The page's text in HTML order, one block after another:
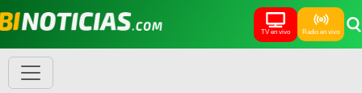
TV en vivo Radio en vivo